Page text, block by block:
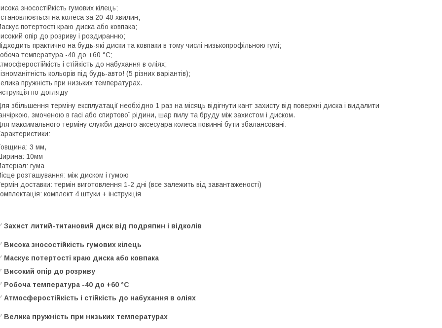
зносостійкість гумових кілець;
на колеса за 20-40 хвилин;
потертості краю диска або ковпака;
опір до розриву і роздиранню;
практично на будь-які диски та ковпаки в тому числі низькопрофільною гумі;
температура -40 до +60 °С;
і стійкість до набухання в оліях;
кольорів під будь-авто! (5 різних варіантів);
пружність при низьких температурах.
по догляду
збільшення терміну експлуатації необхідно 1 раз на місяць відігнути кант захисту від поверхні диска і видалити
змоченою в гасі або спиртової рідини, шар пилу та бруду між захистом і диском.
максимального терміну служби даного аксесуара колеса повинні бути збалансовані.
3 мм,
10мм
гума
розташування: між диском і гумою
доставки: термін виготовлення 1-2 дні (все залежить від завантаженості)
комплект 4 штуки + інструкція
Захист литий-титановий диск від подряпин і відколів
Висока зносостійкість гумових кілець
Маскує потертості краю диска або ковпака
Високий опір до розриву
Робоча температура -40 до +60 °С
Атмосферостійкість і стійкість до набухання в оліях
Велика пружність при низьких температурах